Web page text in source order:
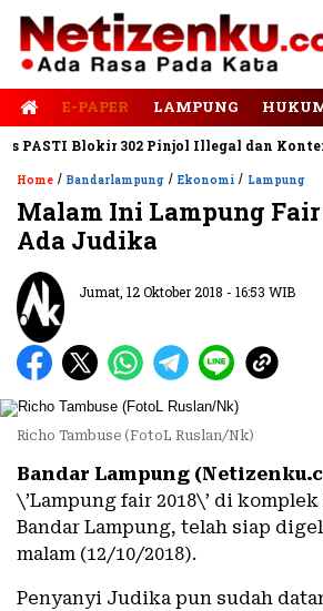
E-PAPER LAMPUNG
Blokir 302 Pinjol Illegal dan Konten
Home / Bandarlampung / Ekonomi / Lampung
Malam Ini Lampung Fair
Ada Judika
Jumat, 12 Oktober 2018 - 16:53 WIB
Richo Tambuse (FotoL Ruslan/Nk)
Bandar Lampung
\’Lampung fair 2018\’ di komplek
Bandar Lampung, telah siap
malam (12/10/2018).
Penyanyi Judika pun sudah